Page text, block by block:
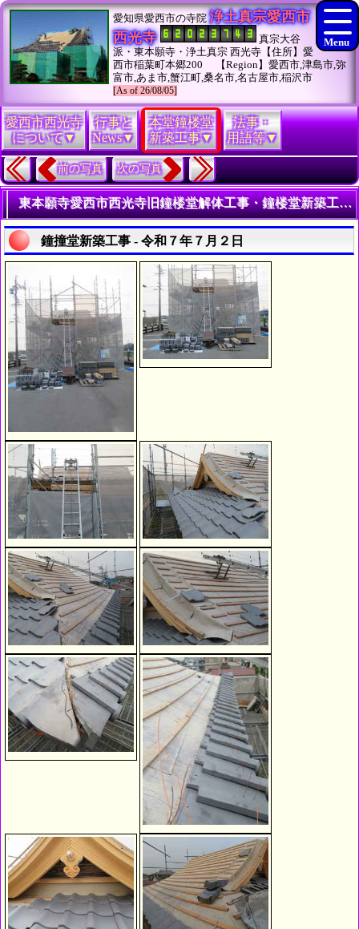
愛知県愛西市の寺院 浄土真宗愛西市
西光寺
真宗大谷
派・東本願寺・浄土真宗 西光寺【住所】愛
西市稲葉町本郷200 【Region】愛西市,津島市,弥
富市,あま市,蟹江町,桑名市,名古屋市,稲沢市
[As of 26/08/05]
愛西市西光寺
について▼
行事と
News▼
本堂鐘楼堂
新築工事▼
法事・
用語等▼
前の写真 次の写真
東本願寺愛西市西光寺旧鐘楼堂解体工事・鐘楼堂新築工事 - 令和７年７月 - | 寺院・お寺の建築工事履歴写真
鐘撞堂新築工事 - 令和７年７月２日